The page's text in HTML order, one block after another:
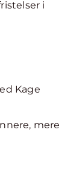
i
Kage
mere